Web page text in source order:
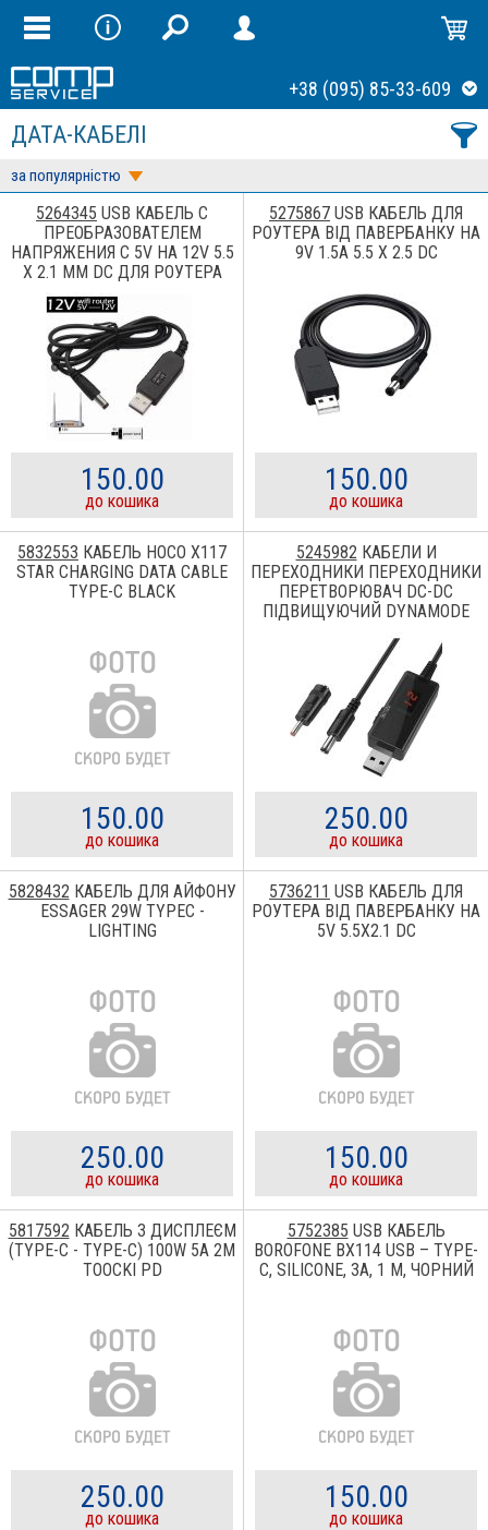
+38 (095) 85-33-609
ДАТА-КАБЕЛІ
за популярністю
5264345 USB КАБЕЛЬ С
ПРЕОБРАЗОВАТЕЛЕМ
НАПРЯЖЕНИЯ С 5V НА 12V 5.5
Х 2.1 ММ DC ДЛЯ РОУТЕРА
150.00
до кошика
5275867 USB КАБЕЛЬ ДЛЯ
РОУТЕРА ВІД ПАВЕРБАНКУ НА
9V 1.5A 5.5 X 2.5 DC
150.00
до кошика
5832553 КАБЕЛЬ HOCO X117
STAR CHARGING DATA CABLE
TYPE-C BLACK
150.00
до кошика
5245982 КАБЕЛИ И
ПЕРЕХОДНИКИ ПЕРЕХОДНИКИ
ПЕРЕТВОРЮВАЧ DC-DC
ПІДВИЩУЮЧИЙ DYNAMODE
912V)
250.00
до кошика
5828432 КАБЕЛЬ ДЛЯ АЙФОНУ
ESSAGER 29W TYPEC -
LIGHTING
250.00
до кошика
5736211 USB КАБЕЛЬ ДЛЯ
РОУТЕРА ВІД ПАВЕРБАНКУ НА
5V 5.5X2.1 DC
150.00
до кошика
5817592 КАБЕЛЬ З ДИСПЛЕЄМ
(TYPE-C - TYPE-С) 100W 5A 2М
TOOCKI PD
250.00
до кошика
5752385 USB КАБЕЛЬ
BOROFONE BX114 USB – TYPE-
C, SILICONE, 3A, 1 М, ЧОРНИЙ
150.00
до кошика